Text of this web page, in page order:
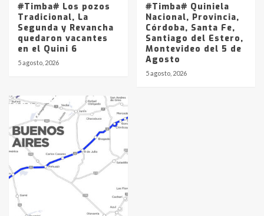
#Timba# Los pozos
Tradicional, La
Segunda y Revancha
quedaron vacantes
en el Quini 6
5 agosto, 2026
#Timba# Quiniela
Nacional, Provincia,
Córdoba, Santa Fe,
Santiago del Estero,
Montevideo del 5 de
Agosto
5 agosto, 2026